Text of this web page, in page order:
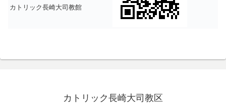
カトリック長崎大司教館
カトリック長崎大司教区